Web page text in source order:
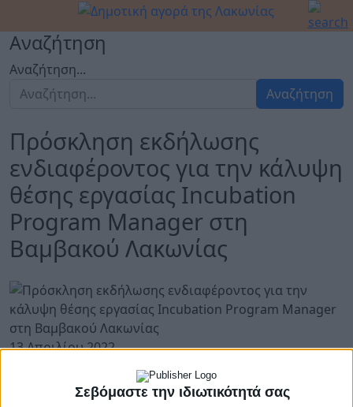
Σεβόμαστε την ιδιωτικότητά σας
Αναζήτηση
Αναζήτηση...
Αναζήτηση
Πρόσκληση εκδήλωσης
ενδιαφέροντος για την κάλυψη
θέσης εργασίας Incubation
Program Manager στη
Βαμβακού Λακωνίας
13 Απριλίου 2022
Ο οργανισμός Vamvakou Revival που